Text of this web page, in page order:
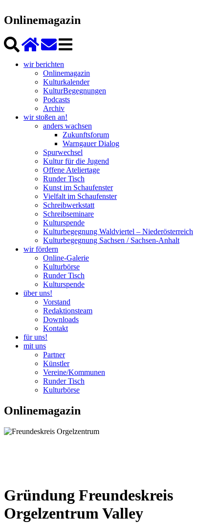
Onlinemagazin
wir berichten
Onlinemagazin
Kulturkalender
KulturBegegnungen
Podcasts
Archiv
wir stoßen an!
anders wachsen
Zukunftsforum
Warngauer Dialog
Spurwechsel
Kultur für die Jugend
Offene Ateliertage
Runder Tisch
Kunst im Schaufenster
Vielfalt im Schaufenster
Schreibwerkstatt
Schreibseminare
Kulturspende
Kulturbegegnung Waldviertel – Niederösterreich
Kulturbegegnung Sachsen / Sachsen-Anhalt
wir fördern
Online-Galerie
Kulturbörse
Runder Tisch
Kulturspende
über uns!
Vorstand
Redaktionsteam
Downloads
Kontakt
für uns!
mit uns
Partner
Künstler
Vereine/Kommunen
Runder Tisch
Kulturbörse
Onlinemagazin
Gründung Freundeskreis
Orgelzentrum Valley